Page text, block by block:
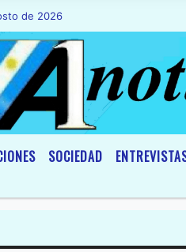
de 2026Hoy es Sábado 8 de
SOCIEDAD